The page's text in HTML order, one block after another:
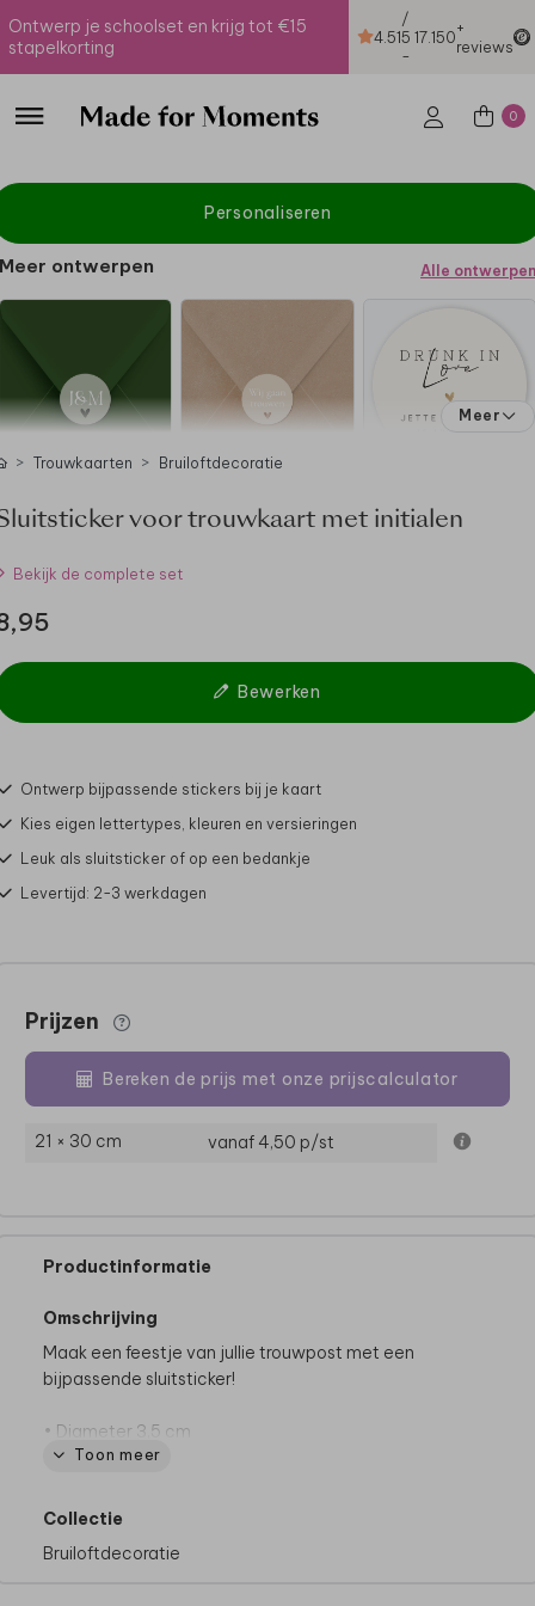
Ontwerp je schoolset en krijg tot €15
stapelkorting
4.51
/
5
-
17.150+
reviews
0
Personaliseren
Meer ontwerpen Alle ontwerpen
Meer
Trouwkaarten Bruiloftdecoratie
voor trouwkaart met initialen
Bekijk de complete set
Bewerken
Ontwerp bijpassende stickers bij je kaart
Kies eigen lettertypes, kleuren en versieringen
Leuk als sluitsticker of op een bedankje
Levertijd: 2-3 werkdagen
Prijzen
Bereken de prijs met onze prijscalculator
21 × 30 cm vanaf 4,50 p/st
Productinformatie
Omschrijving
Maak een feestje van jullie trouwpost met een
bijpassende sluitsticker!
• Diameter 3,5 cm
• Op één vel zitten 25 stickers
Toon meer
Collectie
Bruiloftdecoratie